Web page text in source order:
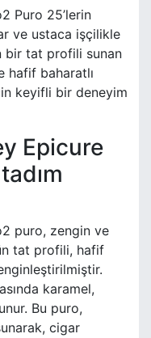
Puro 25’lerin
ve ustaca işçilikle
bir tat profili sunan
hafif baharatlı
keyifli bir deneyim
Epicure
puro, zengin ve
tat profili, hafif
karamel,
Bu puro,
cigar